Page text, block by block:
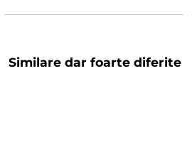
Similare dar foarte diferite